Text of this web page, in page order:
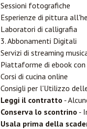
Sessioni fotografiche
Esperienze di pittura
Laboratori di calligrafia
3. Abbonamenti Digitali
Servizi di streaming
Piattaforme di ebook
Corsi di cucina online
Consigli per l'Utilizzo
Leggi il contratto -
Conserva lo scontrino -
Usala prima della